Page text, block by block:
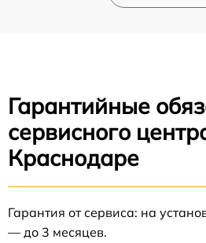
Гарантийные
сервисного
Краснодаре
Гарантия от сервиса: на
— до 3 месяцев.